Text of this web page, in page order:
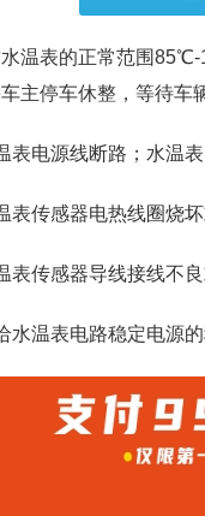
温表的正常范围
主停车休整，等待车
表电源线断路；水温表
表传感器电热线圈烧
表传感器导线接线不良
水温表电路稳定电源的